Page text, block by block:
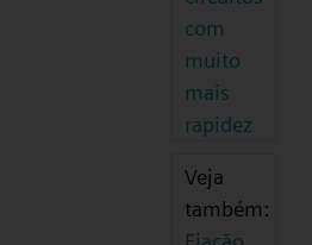
com
muito
mais
rapidez
Veja
também: